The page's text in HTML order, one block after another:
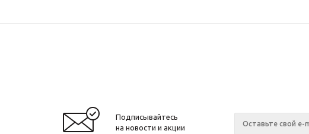
Подписывайтесь
на новости и акции